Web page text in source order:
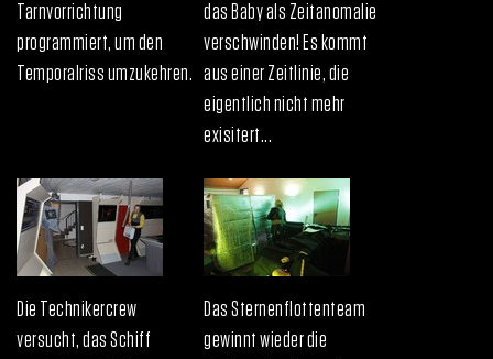
Tarnvorrichtung
programmiert, um den
Temporalriss umzukehren.
das Baby als Zeitanomalie
verschwinden! Es kommt
aus einer Zeitlinie, die
eigentlich nicht mehr
exisitert...
Die Technikercrew
versucht, das Schiff
Das Sternenflottenteam
gewinnt wieder die